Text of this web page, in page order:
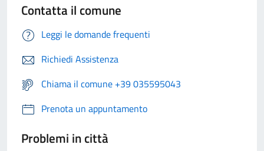
Contatta il comune
Leggi le domande frequenti
Richiedi Assistenza
Chiama il comune +39 035595043
Prenota un appuntamento
Problemi in città